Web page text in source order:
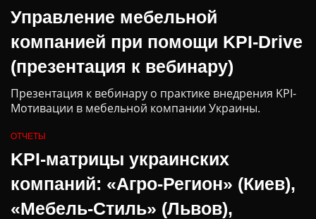
Управление мебельной
компанией при помощи KPI-Drive
(презентация к вебинару)
Презентация к вебинару о практике внедрения KPI-
Мотивации в мебельной компании Украины.
ОТЧЕТЫ
KPI-матрицы украинских
компаний: «Агро-Регион» (Киев),
«Мебель-Стиль» (Львов),